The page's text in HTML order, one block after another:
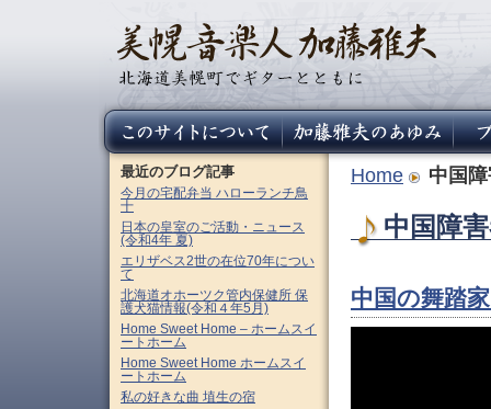
Home 中国
中国障
中国の舞踏
最近のブログ記事
今月の宅配弁当 ハローランチ鳥
十
日本の皇室のご活動・ニュース
(令和4年 夏)
エリザベス2世の在位70年につい
て
北海道オホーツク管内保健所 保
護犬猫情報(令和４年5月)
Home Sweet Home – ホームスイ
ートホーム
Home Sweet Home ホームスイ
ートホーム
私の好きな曲 埴生の宿